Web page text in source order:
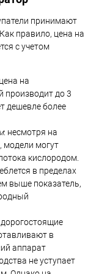
принимают
правило, цена на
с учетом
на
производит до 3
дешевле более
: несмотря на
модели могут
кислородом.
в пределах
выше показатель,
в
аппарат
не уступает